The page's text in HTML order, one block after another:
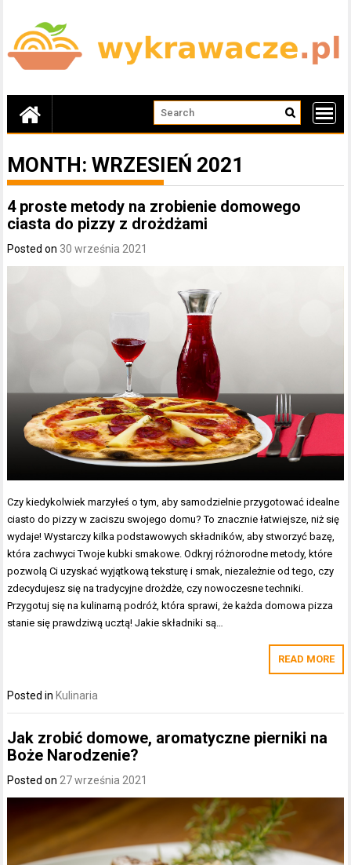
content
MONTH:WRZESIEŃ 2021
4 proste metody na zrobienie domowego
ciasta do pizzy z drożdżami
Posted on 30 września 2021
Czy kiedykolwiek marzyłeś o tym, aby samodzielnie przygotować idealne
ciasto do pizzy w zaciszu swojego domu? To znacznie łatwiejsze, niż się
wydaje! Wystarczy kilka podstawowych składników, aby stworzyć bazę,
która zachwyci Twoje kubki smakowe. Odkryj różnorodne metody, które
pozwolą Ci uzyskać wyjątkową teksturę i smak, niezależnie od tego, czy
zdecydujesz się na tradycyjne drożdże, czy nowoczesne techniki.
Przygotuj się na kulinarną podróż, która sprawi, że każda domowa pizza
stanie się prawdziwą ucztą! Jakie składniki są…
READ MORE
Posted in Kulinaria
Jak zrobić domowe, aromatyczne pierniki na
Boże Narodzenie?
Posted on 27 września 2021